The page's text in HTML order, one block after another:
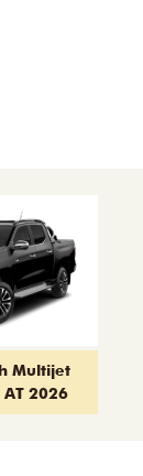
Multijet
AT 2026